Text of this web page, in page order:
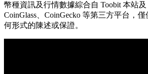
幣種資訊及行情數據綜合自 Toobit 本站及
CoinGlass、CoinGecko 等第三方平台，
何形式的陳述或保證。